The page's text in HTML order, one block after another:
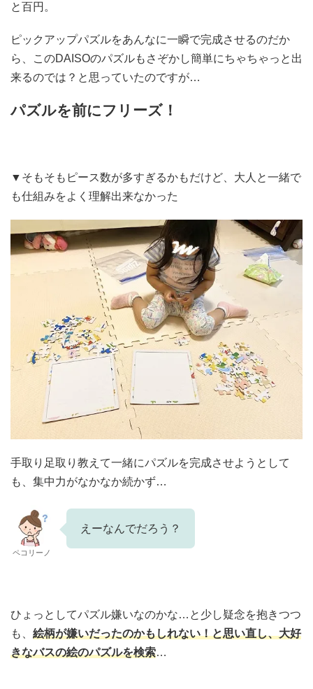
と百円。
ピックアップパズルをあんなに一瞬で完成させるのだか
ら、このDAISOのパズルもさぞかし簡単にちゃちゃっと出
来るのでは？と思っていたのですが…
パズルを前にフリーズ！
▼そもそもピース数が多すぎるかもだけど、大人と一緒で
も仕組みをよく理解出来なかった
手取り足取り教えて一緒にパズルを完成させようとして
も、集中力がなかなか続かず…
ペコリーノ
えーなんでだろう？
ひょっとしてパズル嫌いなのかな…と少し疑念を抱きつつ
も、 絵柄が嫌いだったのかもしれない！と思い直し、大好
きなバスの絵のパズルを検索…